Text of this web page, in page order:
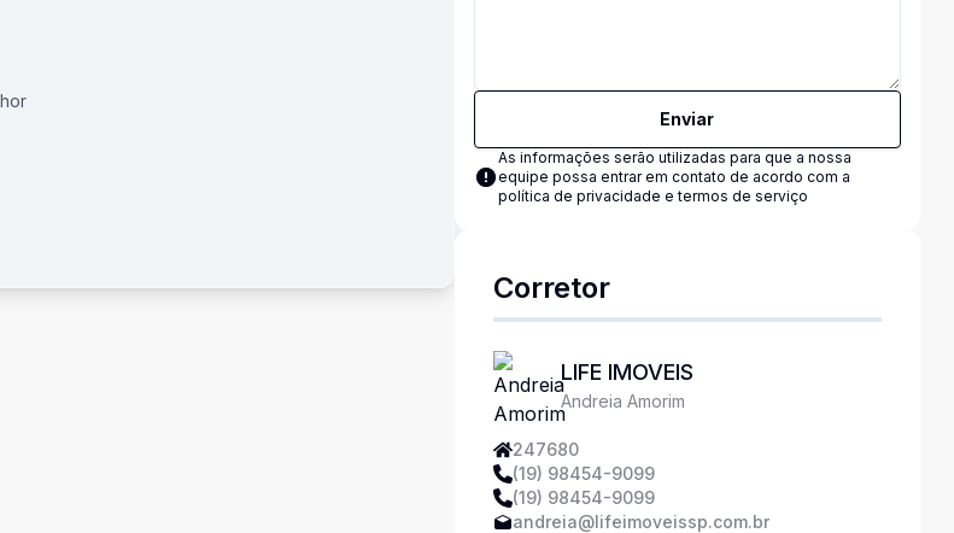
Enviar
As informações serão utilizadas para que a nossa
equipe possa entrar em contato de acordo com a
política de privacidade e termos de serviço
Corretor
LIFE IMOVEIS
Andreia Amorim
247680
(19) 98454-9099
(19) 98454-9099
andreia@lifeimoveissp.com.br